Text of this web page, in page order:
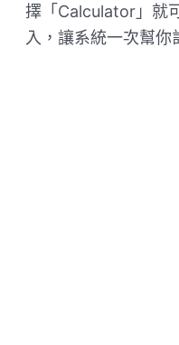
擇「Calculator」就
入，讓系統一次幫你